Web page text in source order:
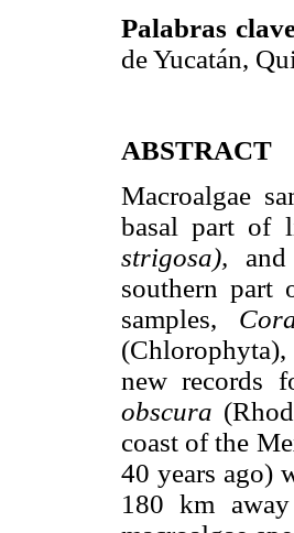
Palabras
de Yucatán,
ABSTRACT
Macroalgae
basal part of
strigosa),
southern part
samples,
(Chlorophyta),
new records
obscura
coast of the
40 years ago)
180 km